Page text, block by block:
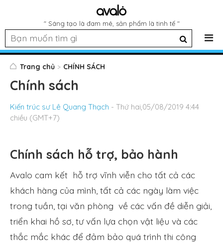
" Sáng tạo là đam mê, sản phẩm là tinh tế "
Trang chủ CHÍNH SÁCH
Chính sách
Kiến trúc sư Lê Quang Thạch - Thứ hai,05/08/2019 4:44
chiều (GMT+7)
Chính sách hỗ trợ, bảo hành
Avalo cam kết hỗ trợ vĩnh viễn cho tất cả các
khách hàng của mình, tất cả các ngày làm việc
trong tuần, tại văn phòng về các vấn đề diễn giải,
triển khai hồ sơ, tư vấn lựa chọn vật liệu và các
thắc mắc khác để đảm bảo quá trình thi công